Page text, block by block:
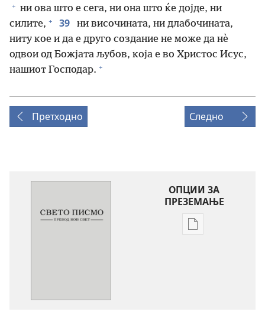
+ ни ова што е сега, ни она што ќе дојде, ни
силите, + 39
ни височината, ни длабочината,
ниту кое и да е друго создание не може да нѐ
одвои од Божјата љубов, која е во Христос Исус,
нашиот Господар. +
Претходно Следно
ОПЦИИ ЗА
ПРЕЗЕМАЊЕ
Опции